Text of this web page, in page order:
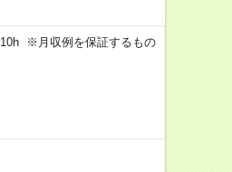
※月収例を保証するもの